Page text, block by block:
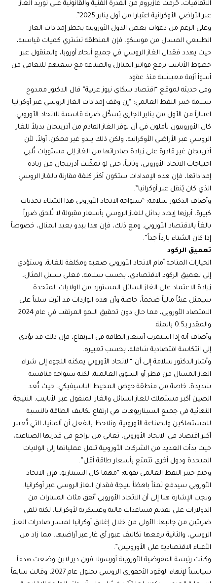
الاتفاقيات، حُرمت غازبروم من القدرة الفنية والقانونية على توريد الغاز
عبر الأراضي الأوكرانية اعتبارا من أول يناير 2025”.
وعلى الرغم من دعوات بعض الدول الأوروبية بحظر إمدادات الغاز
الطبيعي المسال من موسكو، فإن المنطقة تشتري كميات قياسية،
حيث يهدد فقدان الغاز الروسي في جميع أنحاء أوروبا، والمنقول عبر
خطوط الأنابيب برفع فواتير المنازل والصناعة مع سعيهم للتعافي من
أسوأ أزمة معيشية منذ عقود.
وفي حديثه لموقع “اقتصاد سكاي نيوز عربية” قال الدكتور ممدوح
سلامة خبير النفط العالمي: “إن وقف إمدادات الغاز الروسي عبر أوكرانيا
اعتباراً من الأول من يناير الجاري يُشكّل ضربة قاسمة للاتحاد الأوروبي.
كان الأوروبيون يأملون في أن يوفر الغاز القادم من أذربيجان بديلاً للغاز
الروسي عبر الأراضي الأوكرانية، ولكن ذلك يبدو غير ممكن. أولاً، لأن
أذربيجان غير قادرة على زيادة صادراتها من الغاز إلى مستويات تُلبي
احتياجات الاتحاد الأوروبي، وثانياً، حتى لو تمكّنت أذربيجان من زيادة
إمداداتها، فإن هذه الإمدادات ستكون أكثر كلفة مقارنة بالغاز الروسي
الذي كان يُنقل عبر أوكرانيا”.
وأضاف الدكتور سلامة: “سيواجه الاتحاد الأوروبي هذا الشتاء تحديات
كبيرة، أبرزها إيجاد بدائل للغاز الروسي بأسعار مقبولة لا تُلحق ضرراً
بالغاً بالاقتصاد الأوروبي. ومع ذلك، فإن هذا يبدو بعيد المنال، خصوصاً
إذا كان الشتاء بارداً جداً”.
تعميق الركود
الخيارات المتاحة أمام الاتحاد الأوروبي صعبة ومكلفة للغاية، وستؤدي
إلى تعميق الركود الاقتصادي، بحسب سلامة، فعلى سبيل المثال،
زيادة الاعتماد على الغاز السائل المستورد من الولايات المتحدة
سيمثل عبئاً مالياً ضخماً، خاصة وأن هذه الواردات قد أثرت سلباً على
الاقتصاد الأوروبي، مما حال دون تحقيق النمو المرتقب في عام 2024
والمقدر بـ0.5 بالمئة.
وأضاف أنه إذا استمرت أسعار الطاقة في الارتفاع، فإن ذلك قد يؤدي
إلى انتكاسة اقتصادية شاملة، بحسب تعبيره.
وأشار الدكتور سلامة إلى أن “الاتحاد الأوروبي يمكنه اللجوء إلى شراء
الغاز المسال من قطر أو السوق العالمية، لكنه سيواجه منافسة
شديدة، خاصة من منطقة حوض المحيط الباسيفيكي، حيث تُعد
الصين أكبر مستهلك للغاز السائل والغاز المنقول عبر الأنابيب. النتيجة
النهائية في جميع السيناريوهات هي ارتفاع تكاليف الطاقة بالنسبة
للمستهلكين والصناعة الأوروبية. ونلاحظ بالفعل أن ألمانيا، التي تُعتبر
أكبر اقتصاد في الاتحاد الأوروبي، تعاني من تراجع في قدرتها الصناعية،
حيث بدأت العديد من الشركات الأوروبية تنقل عملياتها إلى الولايات
المتحدة ودول أخرى تتمتع بأسعار طاقة أقل”.
وختم خبير النفط العالمي بقوله: “مهما كان السيناريو، فإن الاتحاد
الأوروبي سيدفع ثمناً باهظاً نتيجة فقدان الغاز الروسي عبر أوكرانيا.
ويجب الإشارة هنا إلى أن الاتحاد الأوروبي أنفق مئات المليارات من
الدولارات على تقديم مساعدات مالية وعسكرية لأوكرانيا، لكنه تلقى
ضربتين من جانبها: الأولى من خلال إغلاق أوكرانيا لمسار صادرات الغاز
الروسي، والثانية برفعها تكاليف عبور أي غاز عبر أراضيها، مما زاد من
الأعباء الاقتصادية على الأوروبيين”.
وكانت رئيسة المفوضية الأوروبية أورسولا فون دير لاين وضعت هدفاً
سياسياً لإنهاء الوقود الأحفوري الروسي بحلول عام 2027، وقالت سابقاً